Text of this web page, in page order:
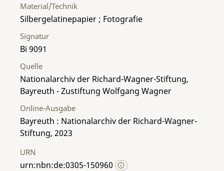
Material/Technik
Silbergelatinepapier ; Fotografie
Signatur
Bi 9091
Quelle
Nationalarchiv der Richard-Wagner-Stiftung,
Bayreuth - Zustiftung Wolfgang Wagner
Online-Ausgabe
Bayreuth : Nationalarchiv der Richard-Wagner-
Stiftung, 2023
URN
urn:nbn:de:0305-150960